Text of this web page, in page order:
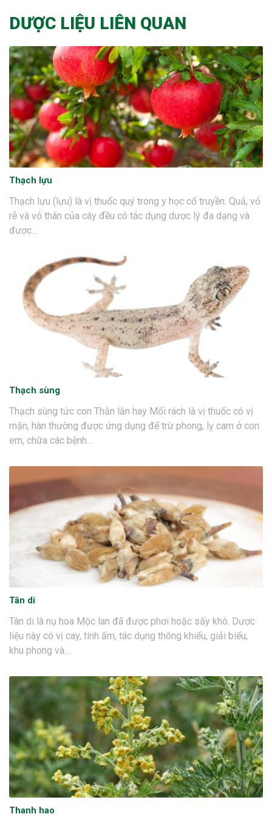
DƯỢC LIỆU LIÊN QUAN
Thạch lựu
Thạch lựu (lựu) là vị thuốc quý trong y học cổ truyền. Quả, vỏ
rễ và vỏ thân của cây đều có tác dụng dược lý đa dạng và
được…
Thạch sùng
Thạch sùng tức con Thằn lằn hay Mối rách là vị thuốc có vị
mặn, hàn thường được ứng dụng để trừ phong, lỵ cam ở con
em, chữa các bệnh…
Tân di
Tân di là nụ hoa Mộc lan đã được phơi hoặc sấy khô. Dược
liệu này có vị cay, tính ấm, tác dụng thông khiếu, giải biểu,
khu phong và…
Thanh hao